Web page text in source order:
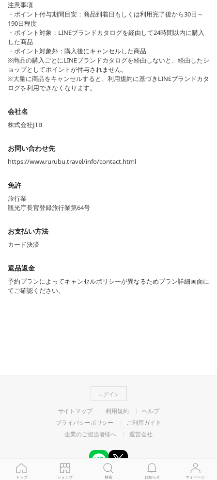
注意事項
・ポイント付与期間目安：商品到着日もしくは利用完了後から30日～
190日程度
・ポイント対象：LINEブランドカタログを経由して24時間以内に購入
した商品
・ポイント対象外：購入後にキャンセルした商品
※商品の購入ごとにLINEブランドカタログを経由しないと、経由したシ
ョップとしてポイントが付与されません。
※大量に商品をキャンセルすると、利用規約に基づきLINEブランドカタ
ログを利用できなくなります。
会社名
株式会社JTB
お問い合わせ先
https://www.rurubu.travel/info/contact.html
免許
旅行業
観光庁長官登録旅行業第64号
お支払い方法
カード決済
返品返金
予約プランによってキャンセルポリシーが異なるためプラン詳細画面に
てご確認ください。
トップ ショップ 検索 お知らせ マイページ
ログイン
サイトマップ 利用規約
ヘルプ
プライバシーポリシー
ご利用ガイド
企業のご担当者様へ
運営会社